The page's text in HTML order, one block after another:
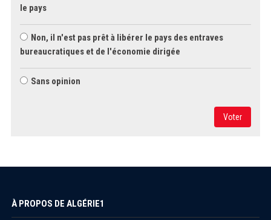
le pays
Non, il n'est pas prêt à libérer le pays des entraves
bureaucratiques et de l'économie dirigée
Sans opinion
Voter
À PROPOS DE ALGÉRIE1